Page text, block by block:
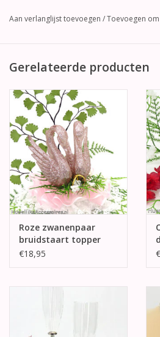
Aan verlanglijst toevoegen /Toevoegen
Gerelateerde producten
Roze zwanenpaar
bruidstaart topper
€18,95